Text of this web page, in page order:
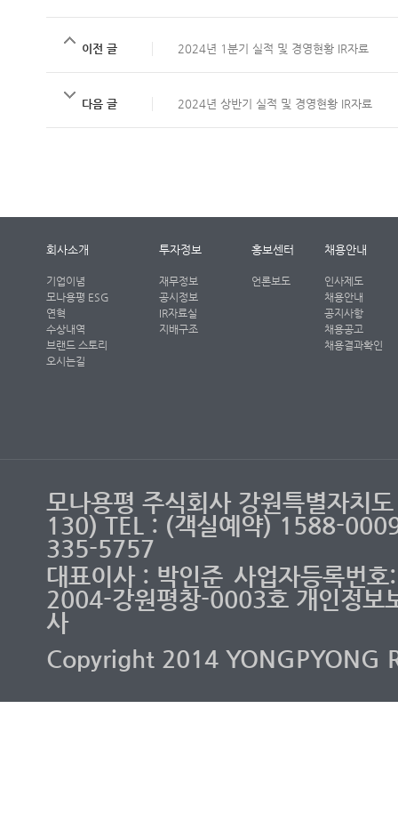
이전 글 2024년 1분기 실적 및 경영현황 IR자료
다음 글 2024년 상반기 실적 및 경영현황 IR자료
회사소개
기업이념
모나용평 ESG
연혁
수상내역
브랜드 스토리
오시는길
투자정보
재무정보
공시정보
IR자료실
지배구조
홍보센터
언론보도
채용안내
인사제도
채용안내
공지사항
채용공고
채용결과확인
모나용평 주식회사 강원특별자치
130) TEL : (객실예약) 1588-
335-5757
대표이사 : 박인준 사업자등록번
2004-강원평창-0003호 개인정보
사
Copyright 2014 YONGPYONG